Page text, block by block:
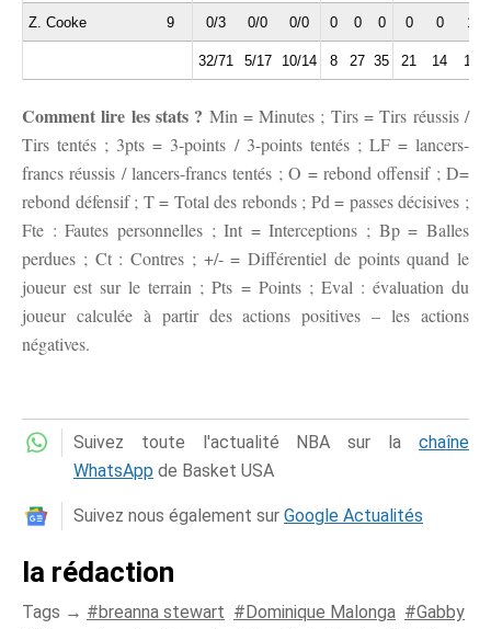
Z. Cooke 9 0/3 0/0 0/0 0 0 0 0 0 1
32/71 5/17 10/14 8 27 35 21 14 11
Comment lire les stats ? Min = Minutes ; Tirs = Tirs réussis /
Tirs tentés ; 3pts = 3-points / 3-points tentés ; LF = lancers-
francs réussis / lancers-francs tentés ; O = rebond offensif ; D=
rebond défensif ; T = Total des rebonds ; Pd = passes décisives ;
Fte : Fautes personnelles ; Int = Interceptions ; Bp = Balles
perdues ; Ct : Contres ; +/- = Différentiel de points quand le
joueur est sur le terrain ; Pts = Points ; Eval : évaluation du
joueur calculée à partir des actions positives – les actions
négatives.
Suivez toute l'actualité NBA sur la chaîne
WhatsApp de Basket USA
Suivez nous également sur Google Actualités
la rédaction
Tags → breanna stewart Dominique Malonga
Gabby